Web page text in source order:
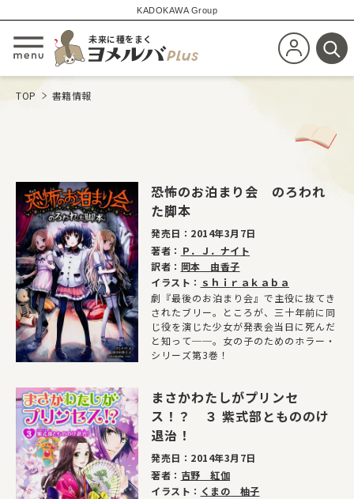
KADOKAWA Group
メニューを開閉する
未来に種をまく
新規会員登
検
TOP 書籍情報
恐怖のお泊まり会 のろわれ
た脚本
発売日： 2014年3月7日
著者： Ｐ．Ｊ．ナイト
訳者： 岡本 由香子
イラスト： ｓｈｉｒａｋａｂａ
劇『最後のお泊まり会』で主役に抜てき
されたブリー。ところが、三十年前に同
じ役を演じた少女が発表会当日に死んだ
と知って──。女の子のためのホラー・
シリーズ第3巻！
まさかわたしがプリンセ
ス！？ ３ 紫式部ともののけ
退治！
発売日： 2014年3月7日
著者： 吉野 紅伽
イラスト： くまの 柚子